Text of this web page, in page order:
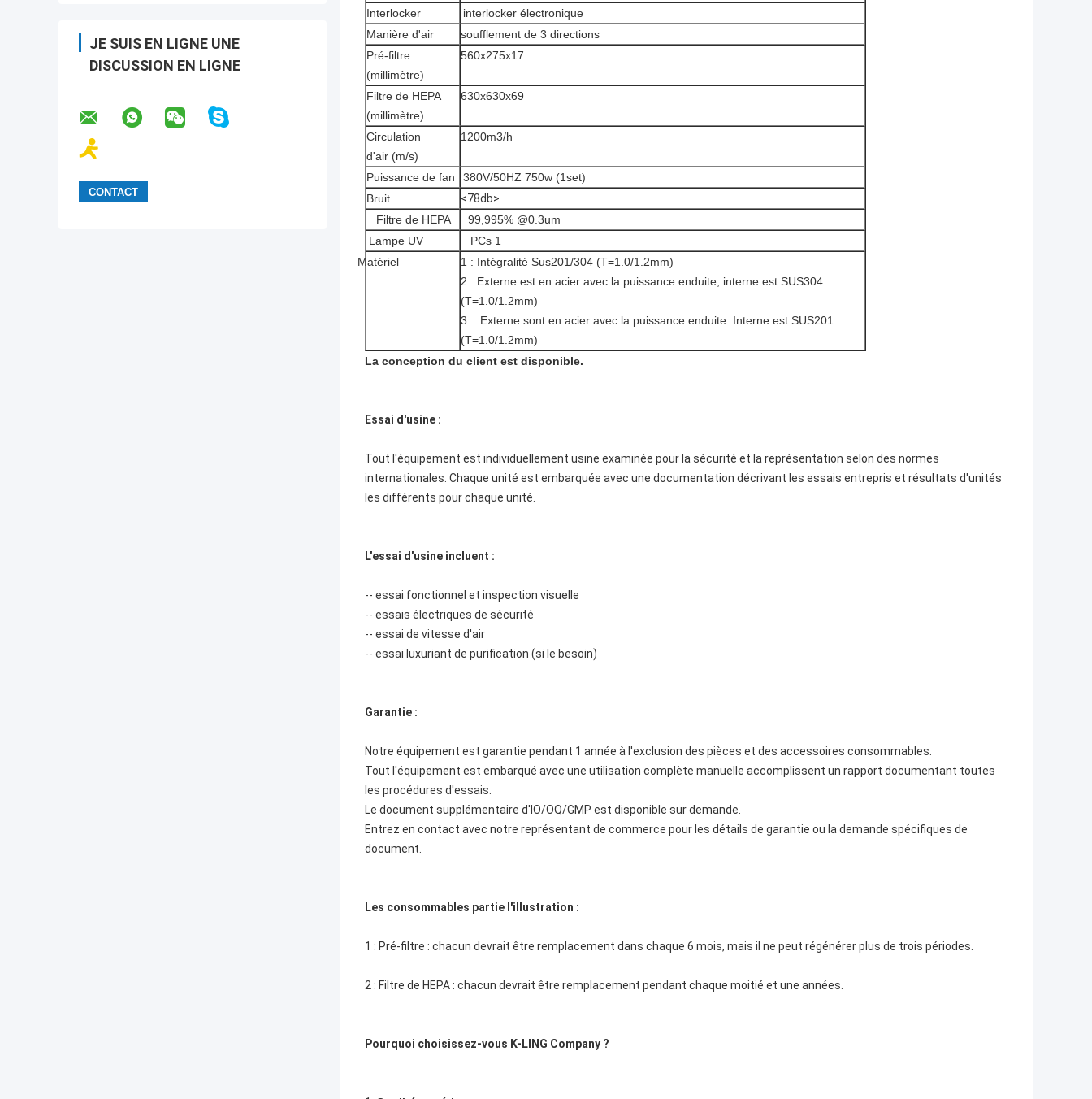
JE SUIS EN LIGNE UNE
DISCUSSION EN LIGNE
Interlocker
interlocker électronique
Manière d'air
soufflement de 3 directions
Pré-filtre
(millimètre)
560x275x17
Filtre de HEPA
(millimètre)
630x630x69
Circulation
d'air (m/s)
1200m3/h
Puissance de fan
380V/50HZ 750w (1set)
Bruit
<78db>
Filtre de HEPA
99,995% @0.3um
Lampe UV
PCs 1
Matériel
1 : Intégralité Sus201/304 (T=1.0/1.2mm)
2 : Externe est en acier avec la puissance enduite, interne est SUS304
(T=1.0/1.2mm)
3 : Externe sont en acier avec la puissance enduite. Interne est SUS201
(T=1.0/1.2mm)
La conception du client est disponible.
Essai d'usine :
Tout l'équipement est individuellement usine examinée pour la sécurité et la représentation selon des normes
internationales. Chaque unité est embarquée avec une documentation décrivant les essais entrepris et résultats d'unités
les différents pour chaque unité.
L'essai d'usine incluent :
-- essai fonctionnel et inspection visuelle
-- essais électriques de sécurité
-- essai de vitesse d'air
-- essai luxuriant de purification (si le besoin)
Garantie :
Notre équipement est garantie pendant 1 année à l'exclusion des pièces et des accessoires consommables.
Tout l'équipement est embarqué avec une utilisation complète manuelle accomplissent un rapport documentant toutes
les procédures d'essais.
Le document supplémentaire d'IO/OQ/GMP est disponible sur demande.
Entrez en contact avec notre représentant de commerce pour les détails de garantie ou la demande spécifiques de
document.
Les consommables partie l'illustration :
1 : Pré-filtre : chacun devrait être remplacement dans chaque 6 mois, mais il ne peut régénérer plus de trois périodes.
2 : Filtre de HEPA : chacun devrait être remplacement pendant chaque moitié et une années.
Pourquoi choisissez-vous K-LING Company ?